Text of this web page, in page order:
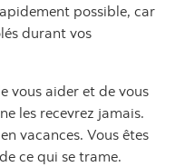
possible, car
durant vos
vous aider et de vous
les recevrez jamais.
vacances. Vous êtes
ce qui se trame.